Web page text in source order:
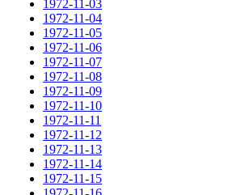
1972-11-03
1972-11-04
1972-11-05
1972-11-06
1972-11-07
1972-11-08
1972-11-09
1972-11-10
1972-11-11
1972-11-12
1972-11-13
1972-11-14
1972-11-15